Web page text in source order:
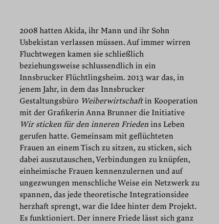
2008 hatten Akida, ihr Mann und ihr Sohn
Usbekistan verlassen müssen. Auf immer wirren
Fluchtwegen kamen sie schließlich
beziehungsweise schlussendlich in ein
Innsbrucker Flüchtlingsheim. 2013 war das, in
jenem Jahr, in dem das Innsbrucker
Gestaltungsbüro Weiberwirtschaftin Kooperation
mit der Grafikerin Anna Brunner die Initiative
Wir sticken für den inneren Frieden ins Leben
gerufen hatte. Gemeinsam mit geflüchteten
Frauen an einem Tisch zu sitzen, zu sticken, sich
dabei auszutauschen, Verbindungen zu knüpfen,
einheimische Frauen kennenzulernen und auf
ungezwungen menschliche Weise ein Netzwerk zu
spannen, das jede theoretische Integrationsidee
herzhaft sprengt, war die Idee hinter dem Projekt.
Es funktioniert. Der innere Friede lässt sich ganz